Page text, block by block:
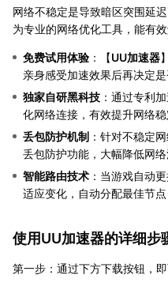
网络不稳定是导致暗区突围延
为专业的网络优化工具，能有
免费试用体验 ：【UU加速器
亲身感受加速效果后再决定是
独家自研黑科技 ：通过专利
化网络连接，有效提升网络稳
丢包防护机制 ：针对不稳定
丢包防护功能，大幅降低网
智能路由技术 ：当游戏自动
适应变化，自动分配最佳节点
使用UU加速器的详细步
第一步：通过下方下载按钮，